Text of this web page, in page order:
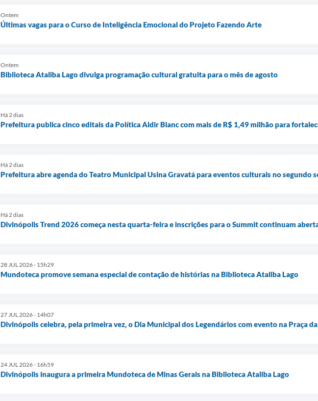
Ontem
Últimas vagas para o Curso de Inteligência Emocional do Projeto Fazendo Arte
Ontem
Biblioteca Ataliba Lago divulga programação cultural gratuita para o mês de agosto
Há 2 dias
Prefeitura publica cinco editais da Política Aldir Blanc com mais de R$ 1,49 milhão para
Há 2 dias
Prefeitura abre agenda do Teatro Municipal Usina Gravatá para eventos culturais no segundo
Há 2 dias
Divinópolis Trend 2026 começa nesta quarta-feira e inscrições para o Summit continuam
28 JUL 2026 - 15h29
Mundoteca promove semana especial de contação de histórias na Biblioteca Ataliba Lago
27 JUL 2026 - 14h07
Divinópolis celebra, pela primeira vez, o Dia Municipal dos Legendários com evento na Praça
24 JUL 2026 - 16h59
Divinópolis inaugura a primeira Mundoteca de Minas Gerais na Biblioteca Ataliba Lago